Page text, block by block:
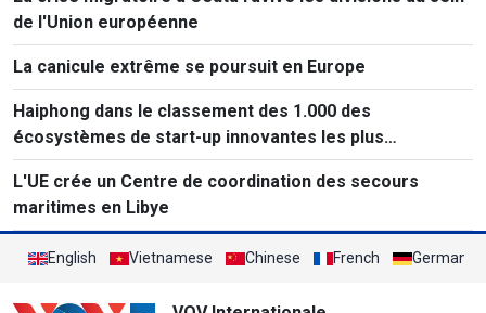
de l'Union européenne
La canicule extrême se poursuit en Europe
Haiphong dans le classement des 1.000 des
écosystèmes de start-up innovantes les plus
performants au monde
L'UE crée un Centre de coordination des secours
maritimes en Libye
English Vietnamese Chinese French German